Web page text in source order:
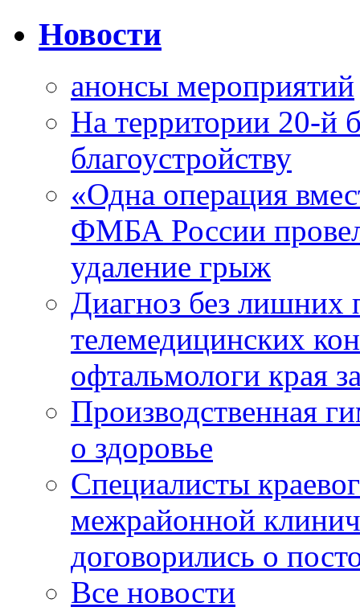
Новости
анонсы мероприятий
На территории 20-й
благоустройству
«Одна операция
ФМБА России
удаление грыж
Диагноз без лишних
телемедицинских
офтальмологи края
Производственная
о здоровье
Специалисты
межрайонной
договорились о
Все новости